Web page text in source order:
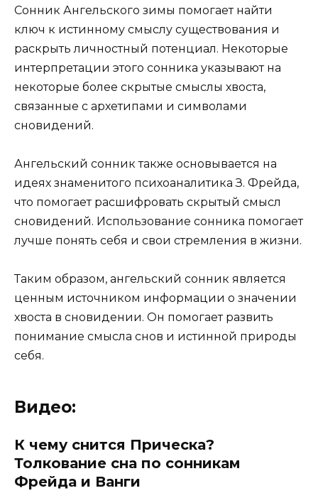
Сонник Ангельского зимы помогает найти
ключ к истинному смыслу существования и
раскрыть личностный потенциал. Некоторые
интерпретации этого сонника указывают на
некоторые более скрытые смыслы хвоста,
связанные с архетипами и символами
сновидений.
Ангельский сонник также основывается на
идеях знаменитого психоаналитика З. Фрейда,
что помогает расшифровать скрытый смысл
сновидений. Использование сонника помогает
лучше понять себя и свои стремления в жизни.
Таким образом, ангельский сонник является
ценным источником информации о значении
хвоста в сновидении. Он помогает развить
понимание смысла снов и истинной природы
себя.
Видео:
К чему снится Прическа?
Толкование сна по сонникам
Фрейда и Ванги